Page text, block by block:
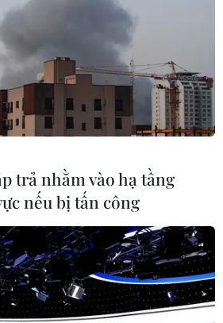
Anh, tiếng Trung và tiếng Nhật,
có thể thực hiện chức năng phiên
Internet.
trả nhằm vào hạ tầng
nếu bị tấn công